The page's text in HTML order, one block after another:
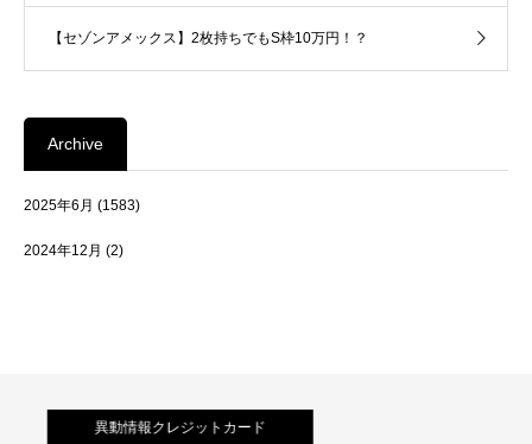
【セゾンアメックス】2枚持ちでもS枠10万円！？
Archive
2025年6月 (1583)
2024年12月 (2)
異動情報クレジットカード